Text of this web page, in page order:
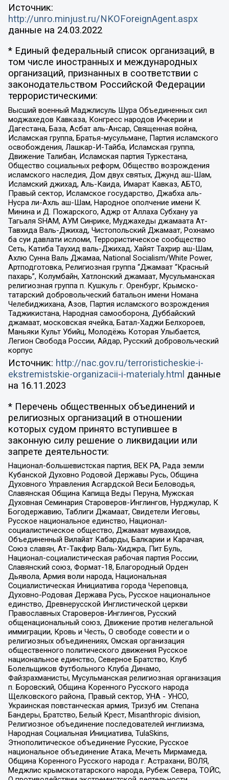
Источник:
http://unro.minjust.ru/NKOForeignAgent.aspx
данные на 24.03.2022
* Единый федеральный список организаций, в
том числе иностранных и международных
организаций, признанных в соответствии с
законодательством Российской Федерации
террористическими:
Высший военный Маджлисуль Шура Объединенных сил
моджахедов Кавказа, Конгресс народов Ичкерии и
Дагестана, База, Асбат аль-Ансар, Священная война,
Исламская группа, Братья-мусульмане, Партия исламского
освобождения, Лашкар-И-Тайба, Исламская группа,
Движение Талибан, Исламская партия Туркестана,
Общество социальных реформ, Общество возрождения
исламского наследия, Дом двух святых, Джунд аш-Шам,
Исламский джихад, Аль-Каида, Имарат Кавказ, АБТО,
Правый сектор, Исламское государство, Джабха аль-
Нусра ли-Ахль аш-Шам, Народное ополчение имени К.
Минина и Д. Пожарского, Аджр от Аллаха Субхану уа
Тагьаля SHAM, АУМ Синрике, Муджахеды джамаата Ат-
Тавхида Валь-Джихад, Чистопольский Джамаат, Рохнамо
ба суи давлати исломи, Террористическое сообщество
Сеть, Катиба Таухид валь-Джихад, Хайят Тахрир аш-Шам,
Ахлю Сунна Валь Джамаа, National Socialism/White Power,
Артподготовка, Религиозная группа “Джамаат “Красный
пахарь”, Колумбайн, Хатлонский джамаат, Мусульманская
религиозная группа п. Кушкуль г. Оренбург, Крымско-
татарский добровольческий батальон имени Номана
Челебиджихана, Азов, Партия исламского возрождения
Таджикистана, Народная самооборона, Дуббайский
джамаат, московская ячейка, Батал-Хаджи Белхороев,
Маньяки Культ Убийц, Молодёжь Которая Улыбается,
Легион Свобода России, Айдар, Русский добровольческий
корпус
Источник: http://nac.gov.ru/terroristicheskie-i-
ekstremistskie-organizacii-i-materialy.html данные
на 16.11.2023
* Перечень общественных объединений и
религиозных организаций в отношении
которых судом принято вступившее в
законную силу решение о ликвидации или
запрете деятельности:
Национал-большевистская партия, ВЕК РА, Рада земли
Кубанской Духовно Родовой Державы Русь, Община
Духовного Управления Асгардской Веси Беловодья,
Славянская Община Капища Веды Перуна, Мужская
Духовная Семинария Староверов-Инглингов, Нурджулар, К
Богодержавию, Таблиги Джамаат, Свидетели Иеговы,
Русское национальное единство, Национал-
социалистическое общество, Джамаат мувахидов,
Объединенный Вилайат Кабарды, Балкарии и Карачая,
Союз славян, Ат-Такфир Валь-Хиджра, Пит Буль,
Национал-социалистическая рабочая партия России,
Славянский союз, Формат-18, Благородный Орден
Дьявола, Армия воли народа, Национальная
Социалистическая Инициатива города Череповца,
Духовно-Родовая Держава Русь, Русское национальное
единство, Древнерусской Инглистической церкви
Православных Староверов-Инглингов, Русский
общенациональный союз, Движение против нелегальной
иммиграции, Кровь и Честь, О свободе совести и о
религиозных объединениях, Омская организация
общественного политического движения Русское
национальное единство, Северное Братство, Клуб
Болельщиков Футбольного Клуба Динамо,
Файзрахманисты, Мусульманская религиозная организация
п. Боровский, Община Коренного Русского народа
Щелковского района, Правый сектор, УНА - УНСО,
Украинская повстанческая армия, Тризуб им. Степана
Бандеры, Братство, Белый Крест, Misanthropic division,
Религиозное объединение последователей инглиизма,
Народная Социальная Инициатива, TulaSkins,
Этнополитическое объединение Русские, Русское
национальное объединение Атака, Мечеть Мирмамеда,
Община Коренного Русского народа г. Астрахани, ВОЛЯ,
Меджлис крымскотатарского народа, Рубеж Севера, ТОЙС,